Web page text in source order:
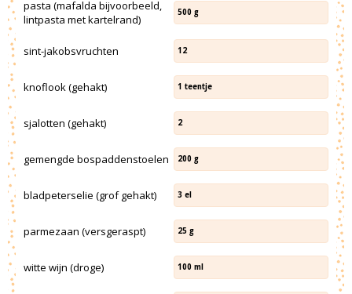
pasta (mafalda bijvoorbeeld,
lintpasta met kartelrand)
500 g
sint-jakobsvruchten 12
knoflook (gehakt) 1 teentje
sjalotten (gehakt) 2
gemengde bospaddenstoelen 200 g
bladpeterselie (grof gehakt) 3 el
parmezaan (versgeraspt) 25 g
witte wijn (droge) 100 ml